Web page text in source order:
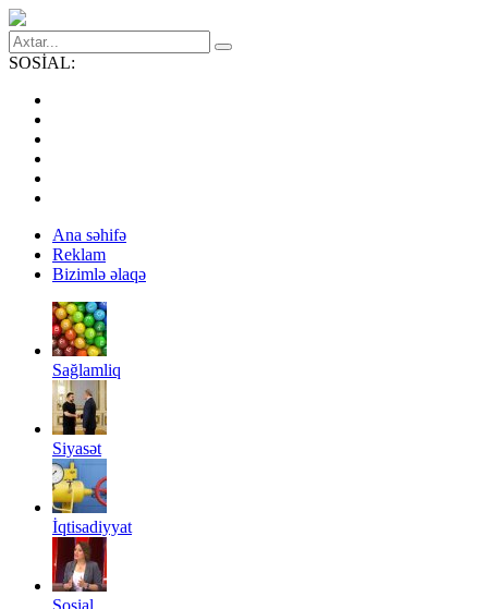
SOSİAL:
Ana səhifə
Reklam
Bizimlə əlaqə
Sağlamliq
Siyasət
İqtisadiyyat
Sosial